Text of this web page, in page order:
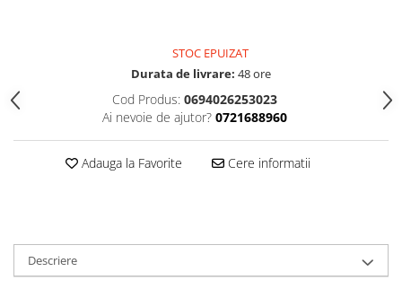
STOC EPUIZAT
Durata de livrare: 48 ore
Cod Produs: 0694026253023
Ai nevoie de ajutor? 0721688960
Adauga la Favorite Cere informatii
Descriere